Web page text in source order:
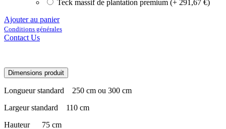
Teck massif de plantation premium (+ 291,67 €)
Ajouter au panier
Conditions générales
Contact Us
Dimensions produit
Longueur standard
​250 cm ou 300 cm
Largeur standard
​110 cm
Hauteur
​75 cm